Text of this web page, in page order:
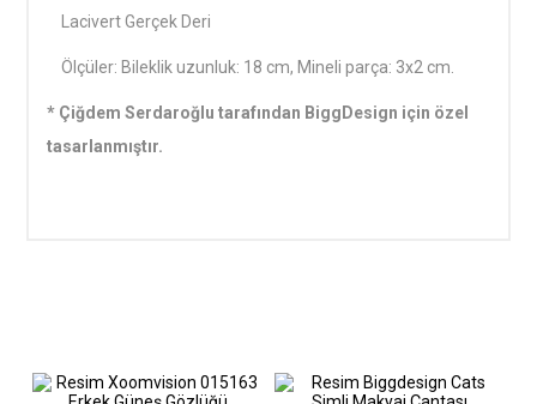
Lacivert Gerçek Deri
Ölçüler: Bileklik uzunluk: 18 cm, Mineli parça: 3x2 cm.
* Çiğdem Serdaroğlu tarafından BiggDesign için özel
tasarlanmıştır.